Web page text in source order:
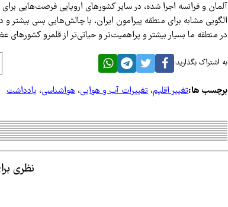
آلمان و فرانسه اجرا شده، در سایر کشور‌های اروپایی فرصت‌هایی
الگویی مشابه برای منطقه پیرامون ایران، با چالش‌هایی بسی بیشتر
در منطقه ما بسیار بیشتر و پراهمیت‌تر و حیاتی‌تر از قلمرو کشور‌های
به اشتراک بگذارید:
برچسب ها:تغییر اقلیم،تغییرات آب ‌و هوایی،هواشناسی،یادداشت
نظری